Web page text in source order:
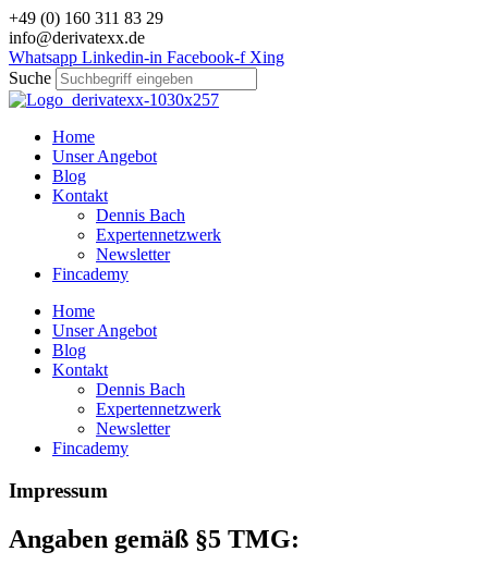
Zum
Inhalt
wechseln
+49 (0) 160 311 83 29
info@derivatexx.de
Whatsapp Linkedin-in Facebook-f Xing
Suche
Home
Unser Angebot
Blog
Kontakt
Dennis Bach
Expertennetzwerk
Newsletter
Fincademy
Home
Unser Angebot
Blog
Kontakt
Dennis Bach
Expertennetzwerk
Newsletter
Fincademy
Impressum
Angaben gemäß §5 TMG​: